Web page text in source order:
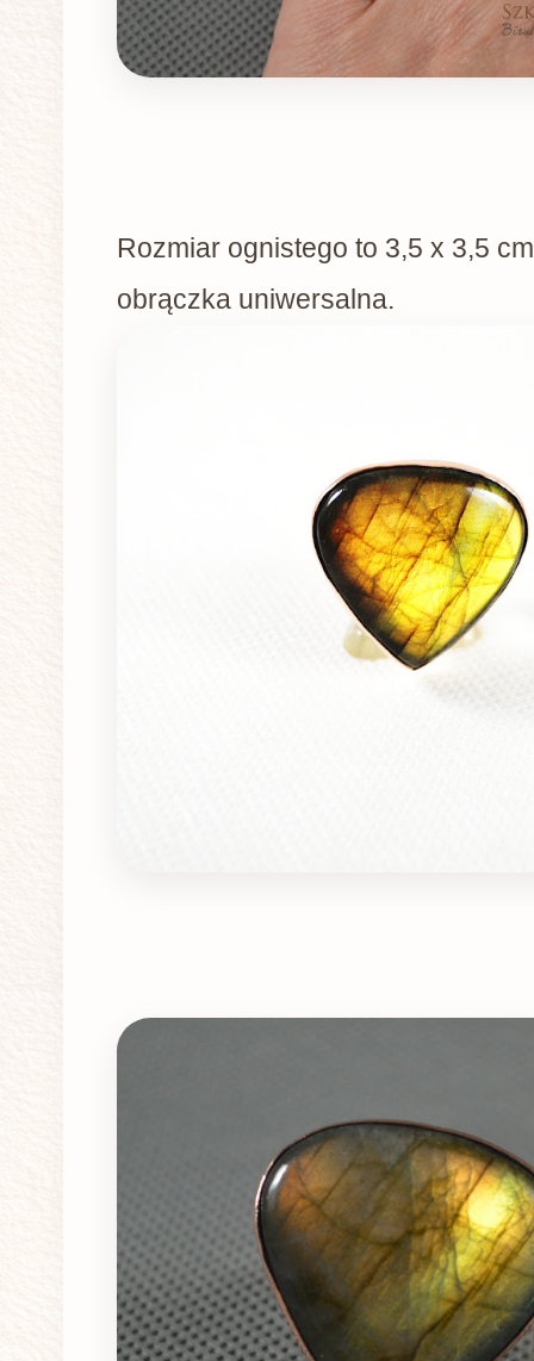
Rozmiar ognistego to 3,5 x 3,5
obrączka uniwersalna.